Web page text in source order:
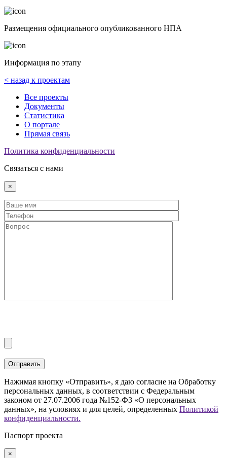
Размещения официального опубликованного НПА
Информация по этапу
< назад к проектам
Все проекты
Документы
Статистика
О портале
Прямая связь
Политика конфиденциальности
Связаться с нами
×
Нажимая кнопку «Отправить», я даю согласие на Обработку
персональных данных, в соответствии с Федеральным
законом от 27.07.2006 года №152-ФЗ «О персональных
данных», на условиях и для целей, определенных Политикой
конфиденциальности.
Паспорт проекта
×